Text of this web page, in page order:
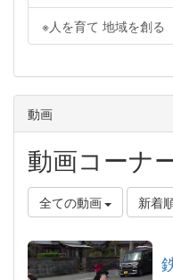
※人を育て 地域を創る
動画
動画コーナ
全ての動画 新着